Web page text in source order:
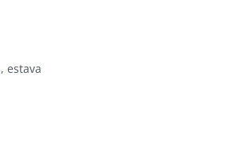
estava